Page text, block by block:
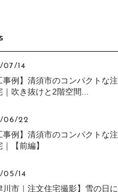
07/14
事例】清須市のコンパクトな注
｜吹き抜けと2階空間...
06/22
事例】清須市のコンパクトな注
【前編】
05/14
川市｜注文住宅撮影】雪の日に